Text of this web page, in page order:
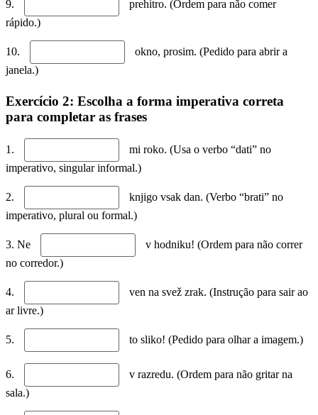
9.
prehitro. (Ordem para não comer
rápido.)
10.
okno, prosim. (Pedido para abrir a
janela.)
Exercício 2: Escolha a forma imperativa correta
para completar as frases
1.
mi roko. (Usa o verbo “dati” no
imperativo, singular informal.)
2.
knjigo vsak dan. (Verbo “brati” no
imperativo, plural ou formal.)
3. Ne
v hodniku! (Ordem para não correr
no corredor.)
4.
ven na svež zrak. (Instrução para sair ao
ar livre.)
5. to sliko! (Pedido para olhar a imagem.)
6.
v razredu. (Ordem para não gritar na
sala.)